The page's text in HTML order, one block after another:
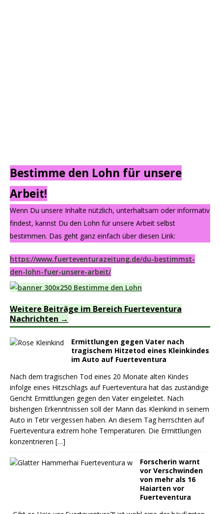
Bestimme den Lohn für unsere
Arbeit!
Wenn Du unsere Inhalte nützlich, unterhaltsam oder informativ
findest, kannst Du den Lohn für unsere Arbeit selbst
bestimmen. Das geht ganz einfach über diesen Link:
https://www.fuerteventurazeitung.de/du-bestimmst-
den-lohn-fuer-unsere-arbeit/
Weitere Beiträge im Bereich Fuerteventura
Nachrichten
Ermittlungen gegen Vater nach
tragischem Hitzetod eines Kleinkindes
im Auto auf Fuerteventura
Nach dem tragischen Tod eines 20 Monate alten Kindes
infolge eines Hitzschlags auf Fuerteventura hat das zuständige
Gericht Ermittlungen gegen den Vater eingeleitet. Nach
bisherigen Erkenntnissen soll der Mann das Kleinkind in seinem
Auto in Tetir vergessen haben. An diesem Tag herrschten auf
Fuerteventura extrem hohe Temperaturen. Die Ermittlungen
konzentrieren […]
Forscherin warnt
vor Verschwinden
von mehr als 16
Haiarten vor
Fuerteventura